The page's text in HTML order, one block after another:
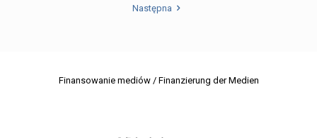
Następna
Finansowanie mediów / Finanzierung der Medien